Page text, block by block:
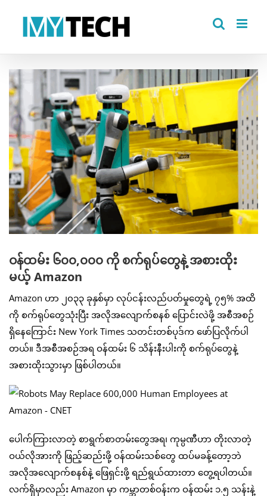
View
Larger
Image
ဝန်ထမ်း ၆၀၀,၀၀၀ ကို စက်ရုပ်တွေနဲ့ အစားထိုး
မယ့် Amazon
Amazon ဟာ ၂၀၃၃ ခုနှစ်မှာ လုပ်ငန်းလည်ပတ်မှုတွေရဲ့ ၇၅% အထိ
ကို စက်ရုပ်တွေသုံးပြီး အလိုအလျောက်စနစ် ပြောင်းလဲဖို့ အစီအစဉ်
ရှိနေကြောင်း New York Times သတင်းတစ်ပုဒ်က ဖော်ပြလိုက်ပါ
တယ်။ ဒီအစီအစဉ်အရ ဝန်ထမ်း ၆ သိန်းနီးပါးကို စက်ရုပ်တွေနဲ့
အစားထိုးသွားမှာ ဖြစ်ပါတယ်။
ပေါက်ကြားလာတဲ့ စာရွက်စာတမ်းတွေအရ၊ ကုမ္ပဏီဟာ တိုးလာတဲ့
ဝယ်လိုအားကို ဖြည့်ဆည်းဖို့ ဝန်ထမ်းသစ်တွေ ထပ်မခန့်တော့ဘဲ
အလိုအလျောက်စနစ်နဲ့ ဖြေရှင်းဖို့ ရည်ရွယ်ထားတာ တွေ့ရပါတယ်။
လက်ရှိမှာလည်း Amazon မှာ ကမ္ဘာတစ်ဝန်းက ဝန်ထမ်း ၁.၅ သန်းနဲ့